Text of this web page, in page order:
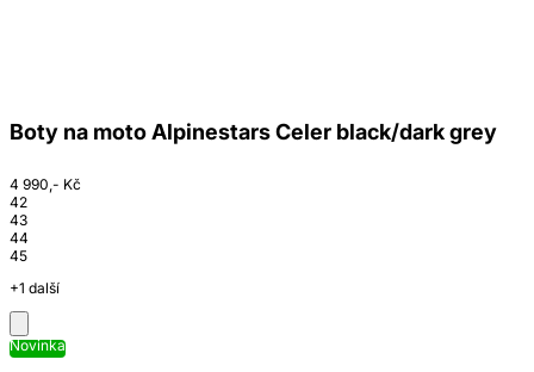
Boty na moto Alpinestars Celer black/dark grey
4 990,- Kč
42
43
44
45
+1 další
Novinka